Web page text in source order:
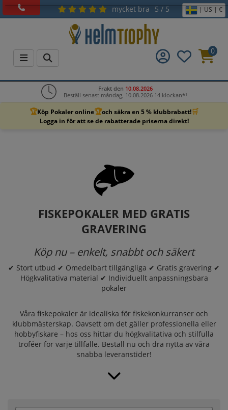
mycket bra 5 / 5 | US | €
0
Frakt den 10.08.2026
Beställ senast måndag, 10.08.2026 14 klockan*¹
🏆Köp Pokaler online🏆och säkra en 5 % klubbrabatt!🛒
Logga in för att se de rabatterade priserna direkt!
FISKEPOKALER MED GRATIS
GRAVERING
Köp nu – enkelt, snabbt och säkert
✔ Stort utbud ✔ Omedelbart tillgängliga ✔ Gratis gravering ✔
Högkvalitativa material ✔ Individuellt anpassningsbara
pokaler
Våra fiskepokaler är idealiska för fiskekonkurranser och
klubbmästerskap. Oavsett om det gäller professionella eller
hobbyfiskare – hos oss hittar du högkvalitativa och stilfulla
troféer för varje tillfälle. Beställ nu och dra nytta av våra
snabba leveranstider!